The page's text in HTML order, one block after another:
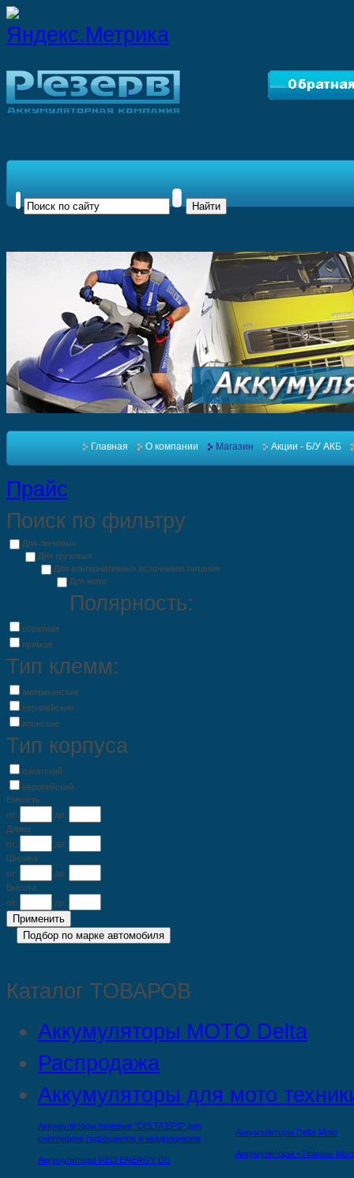
Главная О компании Магазин Акции - Б/У АКБ
Прайс
Поиск по фильтру
Для легковых
Для грузовых
Для альтернативных источников питания
Для мото
Полярность:
обратная
прямая
Тип клемм:
американские
европейские
японские
Тип корпуса
азиатский
европейский
Емкость
от:
до:
Длина
от:
до:
Ширина
от:
до:
Высота
от:
до:
Каталог ТОВАРОВ
Аккумуляторы MOTO Delta
Распродажа
Аккумуляторы для мото
Аккумуляторы гелевые "DELTA EPS" для
снегоходов,гидроциклов и квадроциклов
Аккумуляторы RED ENERGY DS
Аккумуляторы Delta Moto
Аккумуляторы «Тюмень